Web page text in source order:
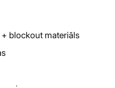
blockout materiāls